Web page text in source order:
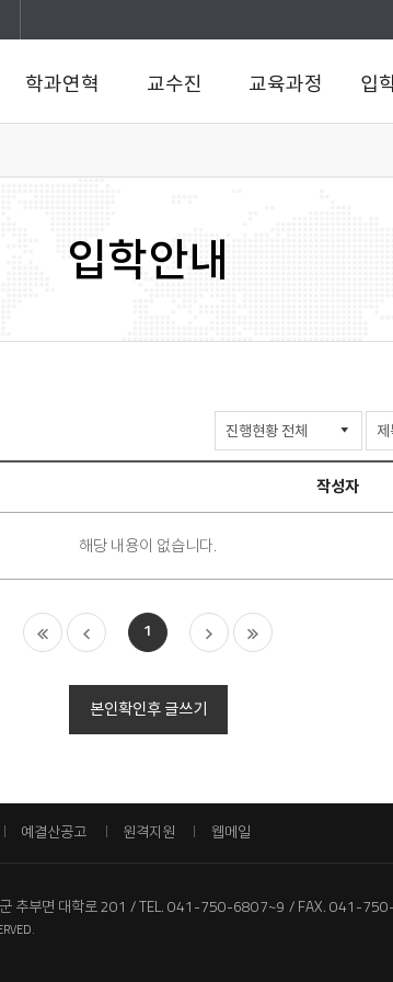
학과연혁 교수진 교육과정 입
입학안내
상
검
작성자
해당 내용이 없습니다.
1
본인확인후 글쓰기
예결산공고 원격지원 웹메일
추부면 대학로 201 TEL. 041-750-6807~9 FAX. 041-